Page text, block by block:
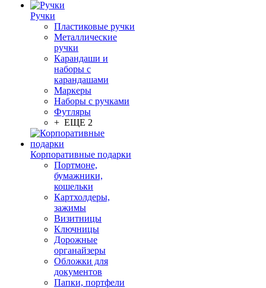
Ручки
Пластиковые ручки
Металлические
ручки
Карандаши и
наборы с
карандашами
Маркеры
Наборы с ручками
Футляры
+ ЕЩЕ 2
Корпоративные подарки
Портмоне,
бумажники,
кошельки
Картхолдеры,
зажимы
Визитницы
Ключницы
Дорожные
органайзеры
Обложки для
документов
Папки, портфели